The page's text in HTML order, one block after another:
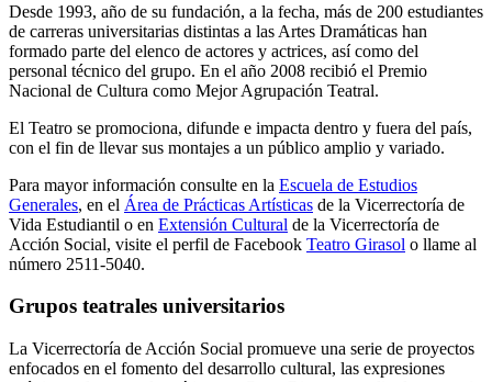
Desde 1993, año de su fundación, a la fecha, más de 200 estudiantes
de carreras universitarias distintas a las Artes Dramáticas han
formado parte del elenco de actores y actrices, así como del
personal técnico del grupo. En el año 2008 recibió el Premio
Nacional de Cultura como Mejor Agrupación Teatral.
El Teatro se promociona, difunde e impacta dentro y fuera del país,
con el fin de llevar sus montajes a un público amplio y variado.
Para mayor información consulte en la Escuela de Estudios
Generales, en el Área de Prácticas Artísticas de la Vicerrectoría de
Vida Estudiantil o en Extensión Cultural de la Vicerrectoría de
Acción Social, visite el perfil de Facebook Teatro Girasol o llame al
número 2511-5040.
Grupos teatrales universitarios
La Vicerrectoría de Acción Social promueve una serie de proyectos
enfocados en el fomento del desarrollo cultural, las expresiones